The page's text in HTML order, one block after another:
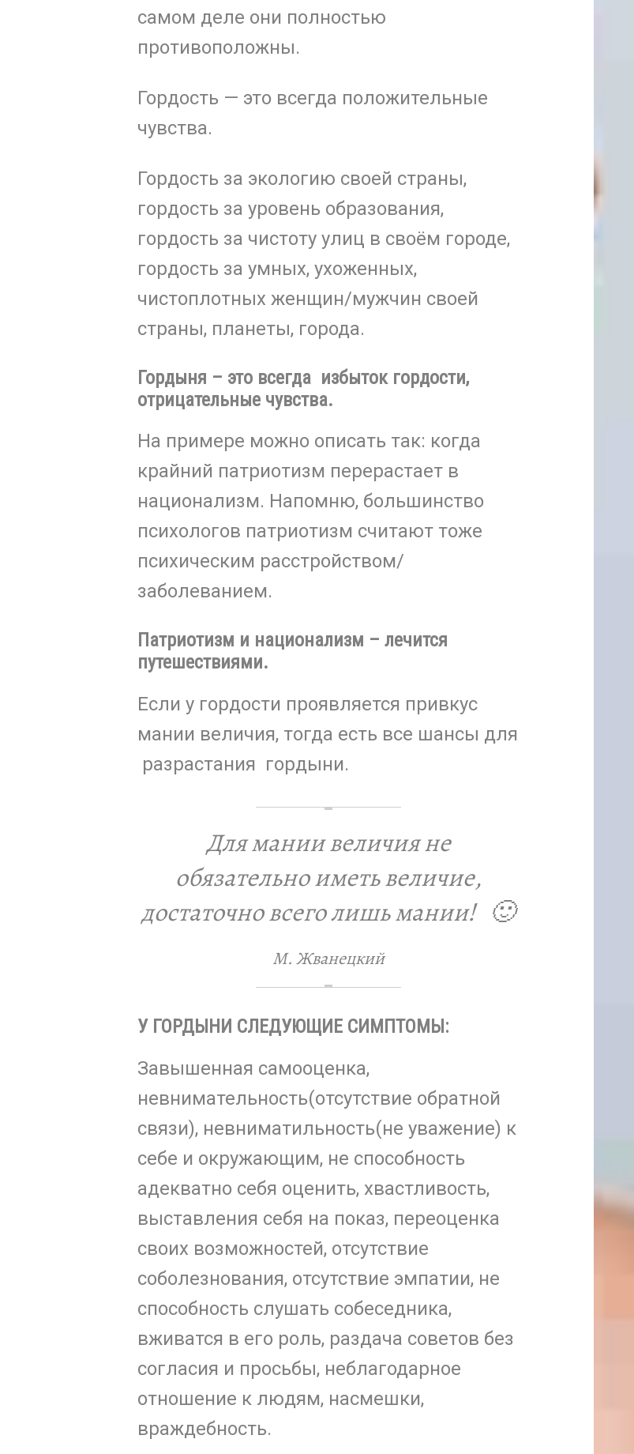
самом деле они полностью
противоположны.
Гордость — это всегда положительные
чувства.
Гордость за экологию своей страны,
гордость за уровень образования,
гордость за чистоту улиц в своём городе,
гордость за умных, ухоженных,
чистоплотных женщин/мужчин своей
страны, планеты, города.
Гордыня – это всегда избыток гордости,
отрицательные чувства.
На примере можно описать так: когда
крайний патриотизм перерастает в
национализм. Напомню, большинство
психологов патриотизм считают тоже
психическим расстройством/
заболеванием.
Патриотизм и национализм – лечится
путешествиями.
Если у гордости проявляется привкус
мании величия, тогда есть все шансы для
разрастания гордыни.
Для мании величия не
обязательно иметь величие,
достаточно всего лишь мании! 🙂
М. Жванецкий
У ГОРДЫНИ СЛЕДУЮЩИЕ СИМПТОМЫ:
Завышенная самооценка,
невнимательность(отсутствие обратной
связи), невниматильность(не уважение) к
себе и окружающим, не способность
адекватно себя оценить, хвастливость,
выставления себя на показ, переоценка
своих возможностей, отсутствие
соболезнования, отсутствие эмпатии, не
способность слушать собеседника,
вживатся в его роль, раздача советов без
согласия и просьбы, неблагодарное
отношение к людям, насмешки,
враждебность.